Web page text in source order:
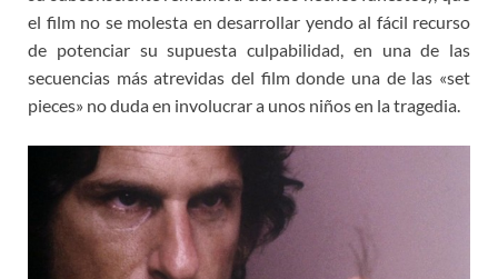
el film no se molesta en desarrollar yendo al fácil recurso
de potenciar su supuesta culpabilidad, en una de las
secuencias más atrevidas del film donde una de las «set
pieces» no duda en involucrar a unos niños en la tragedia.